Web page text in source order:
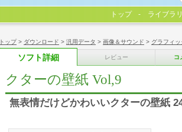
トップ> ダウンロード > 汎用データ > 画像＆サウンド > グラフィッ
ソフト詳細 レビュー コ
クターの壁紙 Vol,9
無表情だけどかわいいクターの壁紙
トップ ライブラリ